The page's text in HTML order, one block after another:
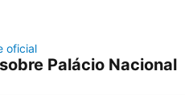
oficial
Palácio Nacional